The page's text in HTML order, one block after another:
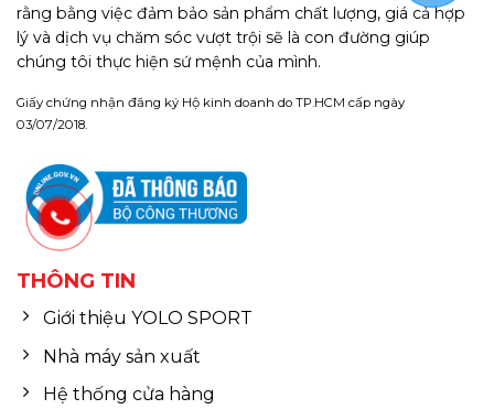
rằng bằng việc đảm bảo sản phẩm chất lượng, giá cả hợp
lý và dịch vụ chăm sóc vượt trội sẽ là con đường giúp
chúng tôi thực hiện sứ mệnh của mình.
Giấy chứng nhận đăng ký Hộ kinh doanh do TP.HCM cấp ngày
03/07/2018.
THÔNG TIN
Giới thiệu YOLO SPORT
Nhà máy sản xuất
Hệ thống cửa hàng